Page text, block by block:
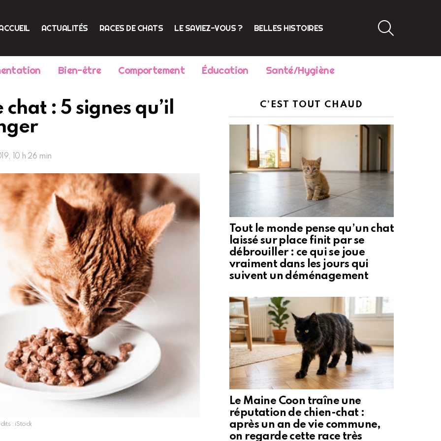
ACTUALITÉS RACES DE CHATS LE SAVIEZ-VOUS ? BELLES HISTOIRES
Bien-être Comportement Éducation Santé/Hygiène
: 5 signes qu’il
10 h 26 min
: iStock
C’EST TOUT CHAUD
Tout le monde pense qu’un chat
laissé sur place finit par se
débrouiller : ce qui se joue
vraiment dans les jours qui
suivent un déménagement
Le Maine Coon traîne une
réputation de chien-chat :
après un an de vie commune,
on regarde cette race très